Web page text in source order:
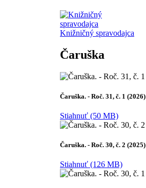
Knižničný spravodajca
Čaruška
Čaruška. - Roč. 31, č. 1 (2026)
Stiahnuť (50 MB)
Čaruška. - Roč. 30, č. 2 (2025)
Stiahnuť (126 MB)